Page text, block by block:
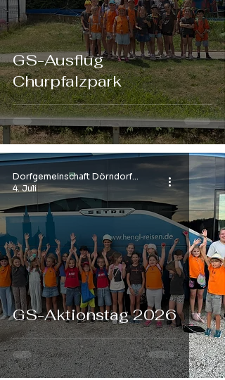
GS-Ausflug
Churpfalzpark
GS-Aktionstag 2026
Dorfgemeinschaft Dörndorf e.V.
4. Juli